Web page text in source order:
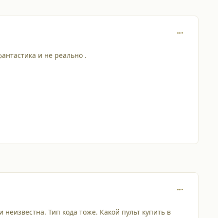
и не реально .
Тип кода тоже. Какой пульт купить в